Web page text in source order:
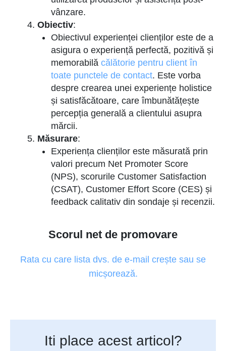
vânzare.
Obiectiv:
Obiectivul experienței clienților este de a
asigura o experiență perfectă, pozitivă și
memorabilă călătorie pentru client în
toate punctele de contact. Este vorba
despre crearea unei experiențe holistice
și satisfăcătoare, care îmbunătățește
percepția generală a clientului asupra
mărcii.
Măsurare:
Experiența clienților este măsurată prin
valori precum Net Promoter Score
(NPS), scorurile Customer Satisfaction
(CSAT), Customer Effort Score (CES) și
feedback calitativ din sondaje și recenzii.
Scorul net de promovare
Rata cu care lista dvs. de e-mail crește sau se
micșorează.
Iti place acest articol?